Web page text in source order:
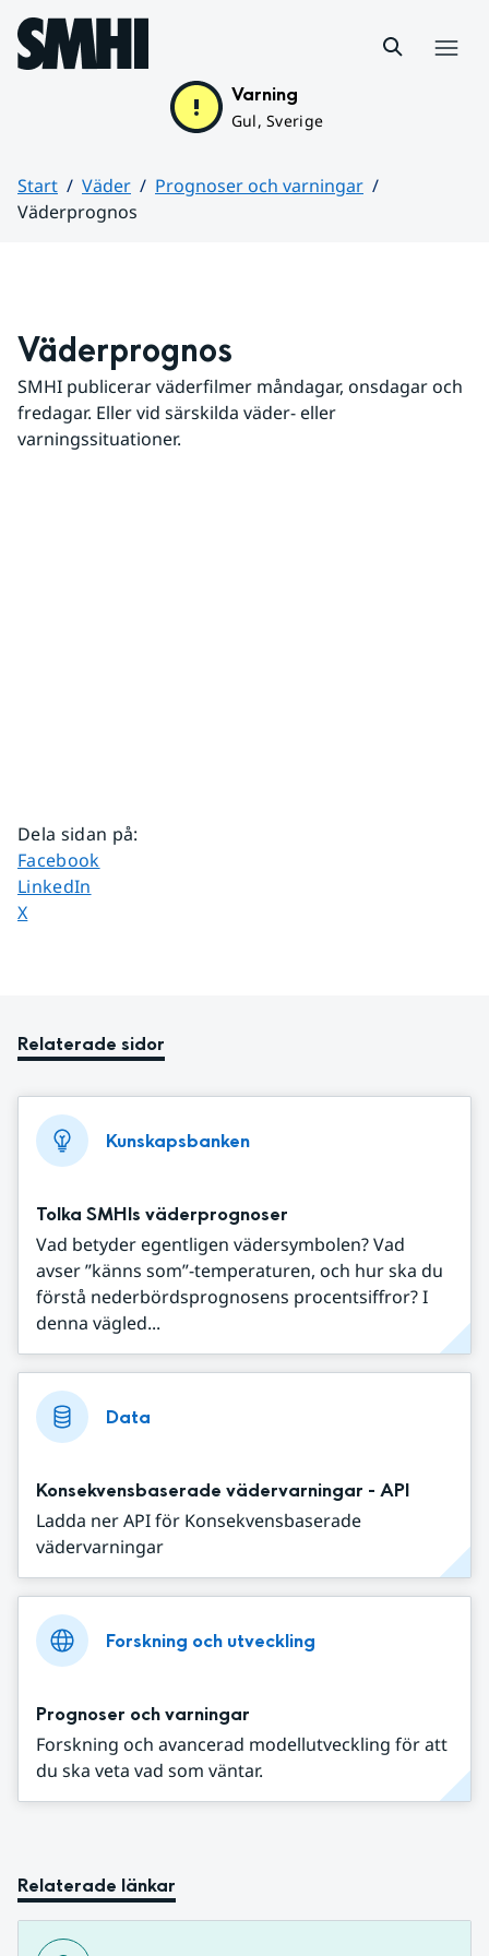
Hoppa till sidans innehåll
Varning
Gul, Sverige
Start Väder
Prognoser och varningar
Väderprognos
Väderprognos
SMHI publicerar väderfilmer måndagar, onsdagar och
fredagar. Eller vid särskilda väder- eller
varningssituationer.
Dela sidan på:
Dela sidan på
Facebook
Dela sidan på
LinkedIn
Dela sidan på
X
Relaterade sidor
Kunskapsbanken
Tolka SMHIs väderprognoser
Vad betyder egentligen vädersymbolen? Vad
avser ”känns som”-temperaturen, och hur ska du
förstå nederbördsprognosens procentsiffror? I
denna vägled...
Data
Konsekvensbaserade vädervarningar - API
Ladda ner API för Konsekvensbaserade
vädervarningar
Forskning och utveckling
Prognoser och varningar
Forskning och avancerad modellutveckling för att
du ska veta vad som väntar.
Relaterade länkar